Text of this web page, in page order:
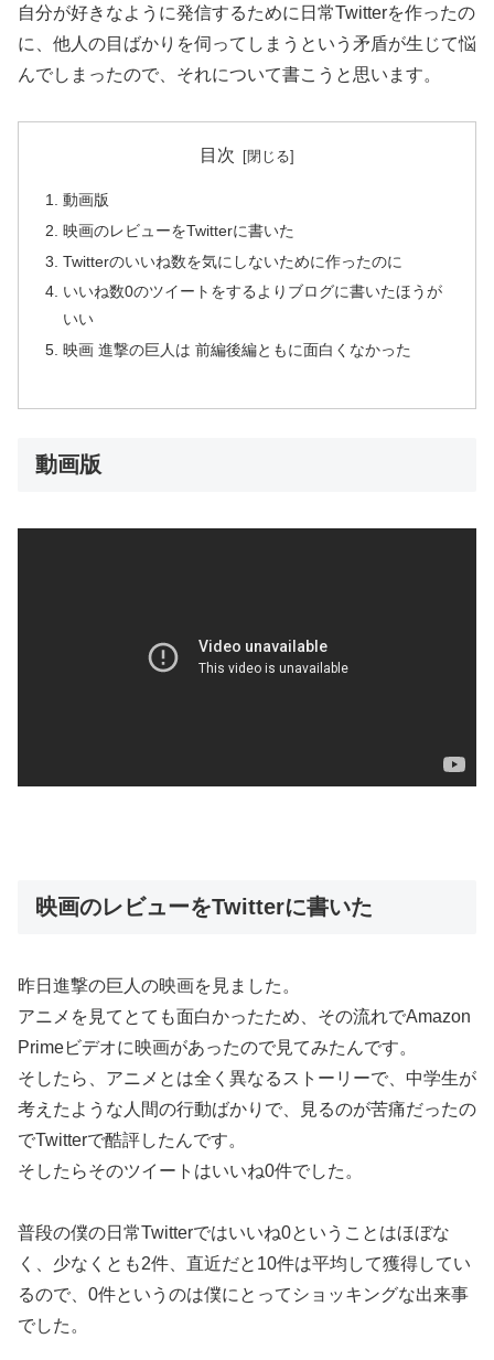
自分が好きなように発信するために日常Twitterを作ったの
に、他人の目ばかりを伺ってしまうという矛盾が生じて悩
んでしまったので、それについて書こうと思います。
目次
動画版
映画のレビューをTwitterに書いた
Twitterのいいね数を気にしないために作ったのに
いいね数0のツイートをするよりブログに書いたほうが
いい
映画 進撃の巨人は 前編後編ともに面白くなかった
動画版
映画のレビューをTwitterに書いた
昨日進撃の巨人の映画を見ました。
アニメを見てとても面白かったため、その流れでAmazon
Primeビデオに映画があったので見てみたんです。
そしたら、アニメとは全く異なるストーリーで、中学生が
考えたような人間の行動ばかりで、見るのが苦痛だったの
でTwitterで酷評したんです。
そしたらそのツイートはいいね0件でした。
普段の僕の日常Twitterではいいね0ということはほぼな
く、少なくとも2件、直近だと10件は平均して獲得してい
るので、0件というのは僕にとってショッキングな出来事
でした。